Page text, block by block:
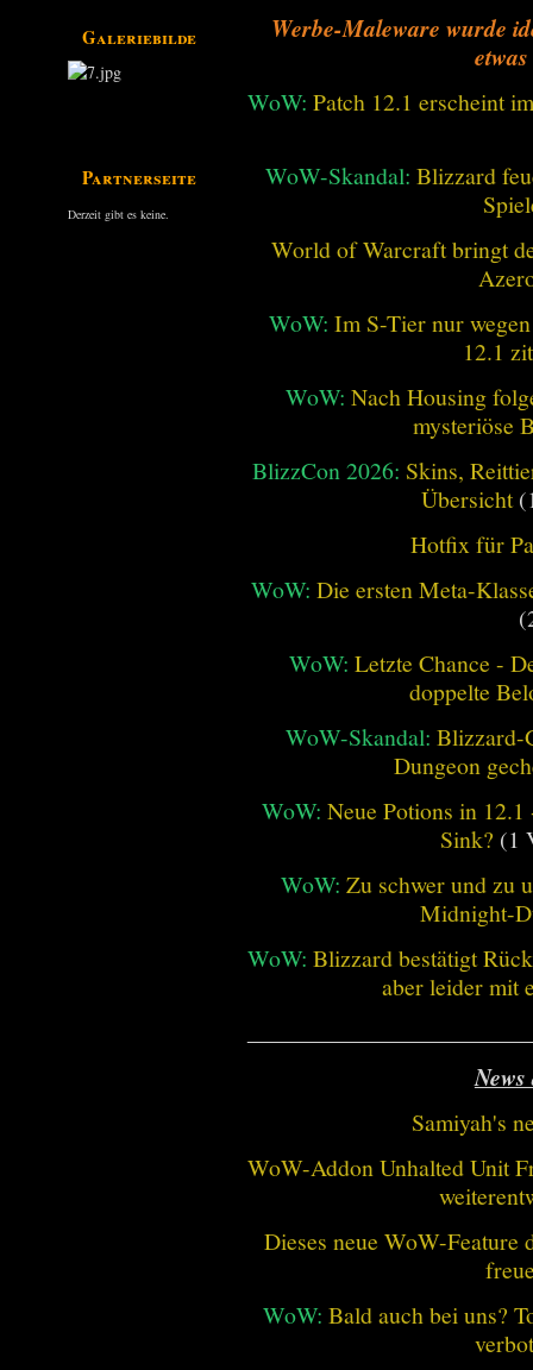
Galeriebilder
Partnerseiten
Derzeit gibt es keine.
Werbe-Maleware wurde
WoW: Patch 12.1 erscheint
WoW-Skandal: Blizzard
World of Warcraft bringt
WoW: Im S-Tier nur
12.1
WoW: Nach Housing
mysteriöse
BlizzCon 2026: Skins,
Übersicht
Hotfix für
WoW: Die ersten Meta-
WoW: Letzte Chance -
doppelte
WoW-Skandal: Blizzard-
Dungeon
WoW:Neue Potions in
Sink? (1
WoW: Zu schwer und zu
Midnight-
WoW: Blizzard bestätigt
aber leider mit
Samiyah's
WoW-Addon Unhalted Unit
Dieses neue WoW-
WoW: Bald auch bei uns?